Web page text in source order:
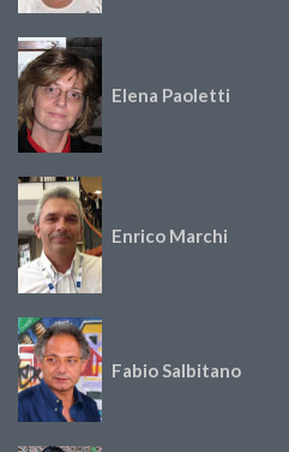
Elena Paoletti
Enrico Marchi
Fabio Salbitano